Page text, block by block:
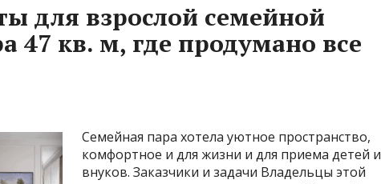
для взрослой семейной
47 кв. м, где продумано все
Семейная пара хотела уютное пространство,
комфортное и для жизни и для приема детей и
внуков. Заказчики и задачи Владельцы этой